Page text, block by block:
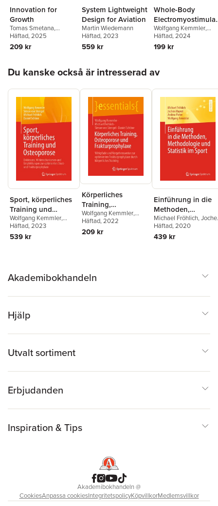
Innovation for
Growth
Tomas Smetana,
Lysander Weiß
Sauberschwarz
Christine Grübel
Häftad, 2025
209 kr
System Lightweight
Design for Aviation
Martin Wiedemann
Häftad, 2023
559 kr
Whole-Body
on
Wolfgang Kemmler,
Michael Fröhlich
Christoph Eifler
Häftad, 2024
199 kr
Du kanske också är intresserad av
Sport, körperliches
Training und
Osteoporose
Wolfgang Kemmler,
Simon von Stengel
Michael Fröhlich
Schöne
Häftad, 2023
539 kr
Körperliches
Training,
Osteoporose und
Frakturprophylaxe
Wolfgang Kemmler,
Michael Fröhlich
von Stengel
Schöne
Häftad, 2022
209 kr
Einführung in die
Methoden,
Methodologie und
Statistik im Sport
Michael Fröhlich,
Mayerl,Andrea Pieter
Wolfgang Kemmler
Häftad, 2020
439 kr
Akademibokhandeln
Hjälp
Utvalt sortiment
Erbjudanden
Inspiration & Tips
Akademibokhandeln@
CookiesAnpassa cookiesIntegritetspolicyKöpvillkorMedlemsvillkor